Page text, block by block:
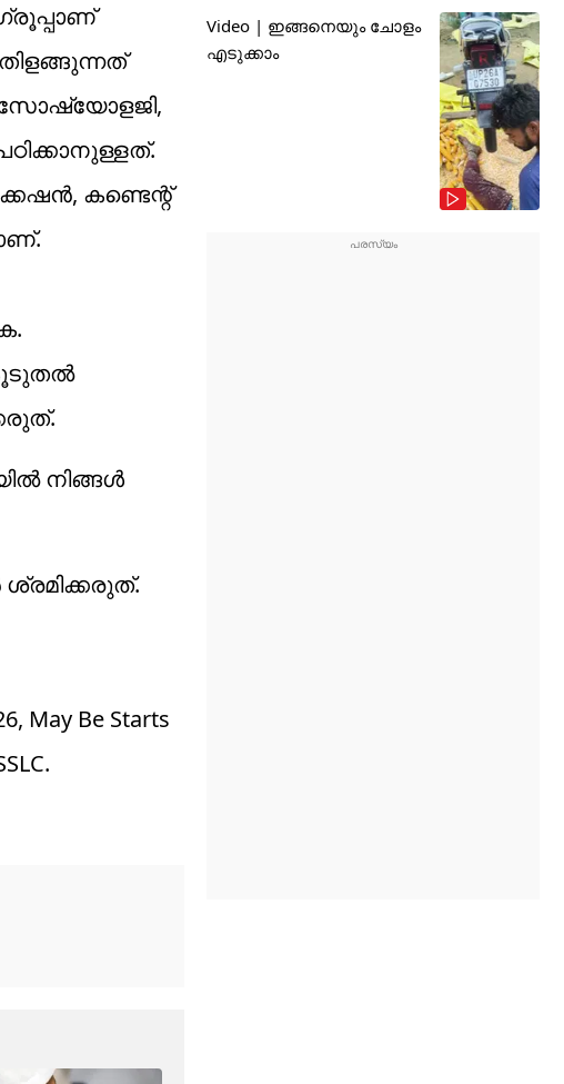
സോഷ്യോളജി,
കണ്ടെന്റ്
നിങ്ങൾ
May Be Starts
Video | ഇങ്ങനെയും ചോളം
എടുക്കാം